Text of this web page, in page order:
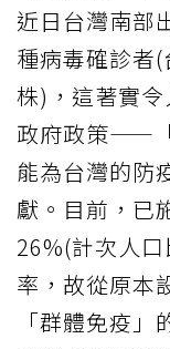
近日台灣南部
種病毒確診者
株)，這著實
政府政策——
能為台灣的防
獻。目前，已
26%(計次人
率，故從原本
「群體免疫